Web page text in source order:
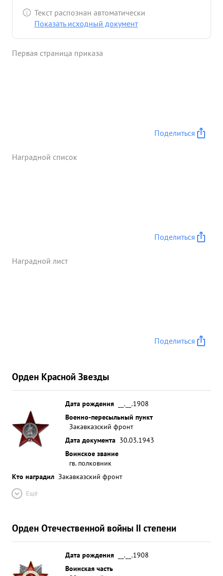
оставил поле боя,а продолжал таковым
руководить.В госпиталь не ушел будучи раненым,
достоин награждения орденом "КРАСНАЯ
Текст распознан автоматически
Показать исходный документ
Первая страница приказа
Поделиться
Наградной список
Поделиться
Наградной лист
Поделиться
Орден Красной Звезды
Дата рождения
__.__.1908
Военно-пересыльный пункт
Закавказский фронт
Дата документа 30.03.1943
Воинское звание
гв. полковник
Кто наградил Закавказский фронт
Ещё
Орден Отечественной войны II степени
Дата рождения
__.__.1908
Воинская часть